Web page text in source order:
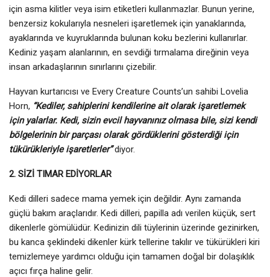
için asma kilitler veya isim etiketleri kullanmazlar. Bunun yerine,
benzersiz kokularıyla nesneleri işaretlemek için yanaklarında,
ayaklarında ve kuyruklarında bulunan koku bezlerini kullanırlar.
Kediniz yaşam alanlarının, en sevdiği tırmalama direğinin veya
insan arkadaşlarının sınırlarını çizebilir.
Hayvan kurtarıcısı ve Every Creature Counts’un sahibi Lovelia
Horn, “Kediler, sahiplerini kendilerine ait olarak işaretlemek
için yalarlar. Kedi, sizin evcil hayvanınız olmasa bile, sizi kendi
bölgelerinin bir parçası olarak gördüklerini gösterdiği için
tükürükleriyle işaretlerler”diyor.
2. SİZİ TIMAR EDİYORLAR
Kedi dilleri sadece mama yemek için değildir. Aynı zamanda
güçlü bakım araçlarıdır. Kedi dilleri, papilla adı verilen küçük, sert
dikenlerle gömülüdür. Kedinizin dili tüylerinin üzerinde gezinirken,
bu kanca şeklindeki dikenler kürk tellerine takılır ve tükürükleri kiri
temizlemeye yardımcı olduğu için tamamen doğal bir dolaşıklık
açıcı fırça haline gelir.